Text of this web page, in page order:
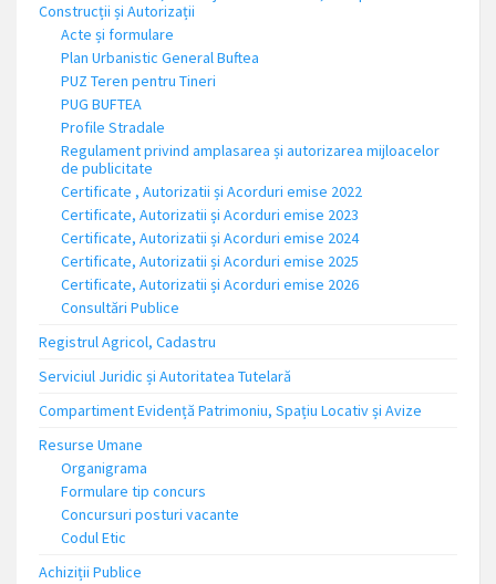
Construcții și Autorizații
Acte și formulare
Plan Urbanistic General Buftea
PUZ Teren pentru Tineri
PUG BUFTEA
Profile Stradale
Regulament privind amplasarea și autorizarea mijloacelor
de publicitate
Certificate , Autorizatii și Acorduri emise 2022
Certificate, Autorizatii și Acorduri emise 2023
Certificate, Autorizatii și Acorduri emise 2024
Certificate, Autorizatii și Acorduri emise 2025
Certificate, Autorizatii și Acorduri emise 2026
Consultări Publice
Registrul Agricol, Cadastru
Serviciul Juridic și Autoritatea Tutelară
Compartiment Evidență Patrimoniu, Spațiu Locativ și Avize
Resurse Umane
Organigrama
Formulare tip concurs
Concursuri posturi vacante
Codul Etic
Achiziții Publice